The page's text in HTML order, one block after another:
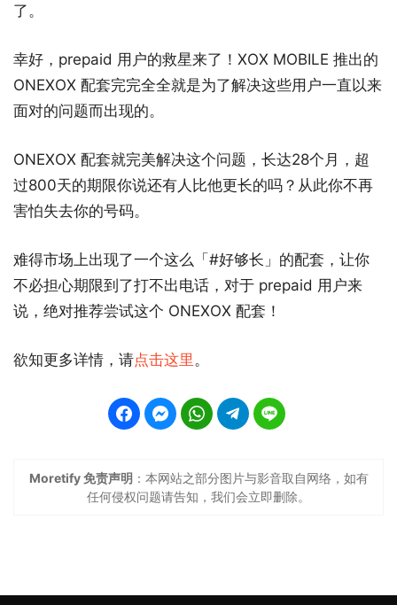
了。
幸好，prepaid 用户的救星来了！XOX MOBILE 推出的
ONEXOX 配套完完全全就是为了解决这些用户一直以来
面对的问题而出现的。
ONEXOX 配套就完美解决这个问题，长达28个月，超
过800天的期限你说还有人比他更长的吗？从此你不再
害怕失去你的号码。
难得市场上出现了一个这么「#好够长」的配套，让你
不必担心期限到了打不出电话，对于 prepaid 用户来
说，绝对推荐尝试这个 ONEXOX 配套！
欲知更多详情，请点击这里 。
Moretify 免责声明 ：本网站之部分图片与影音取自网络，如有
任何侵权问题请告知，我们会立即删除。